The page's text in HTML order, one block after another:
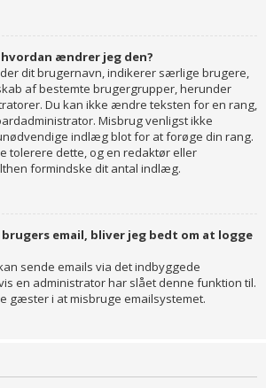
ændrer jeg den?
dit brugernavn, indikerer særlige brugere,
af bestemte brugergrupper, herunder
Du kan ikke ændre teksten for en rang,
Misbrug venligst ikke
indlæg blot for at forøge din rang.
tolerere dette, og en redaktør eller
formindske dit antal indlæg.
email, bliver jeg bedt om at logge
sende emails via det indbyggede
en administrator har slået denne funktion til.
gæster i at misbruge emailsystemet.